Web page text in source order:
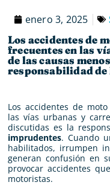
enero 3, 2025
Los accidentes de
frecuentes en las
de las causas
responsabilidad de
Los accidentes de
las vías urbanas y
discutidas es la
imprudentes. Cuando
habilitados, irrumpen
generan confusión en
provocar accidentes
motoristas.